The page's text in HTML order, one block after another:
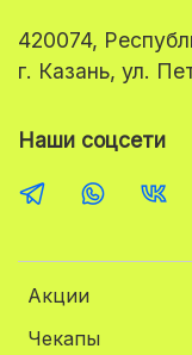
Акции
Чекапы
420074,
г. Казань, ул.
Наши соцсети